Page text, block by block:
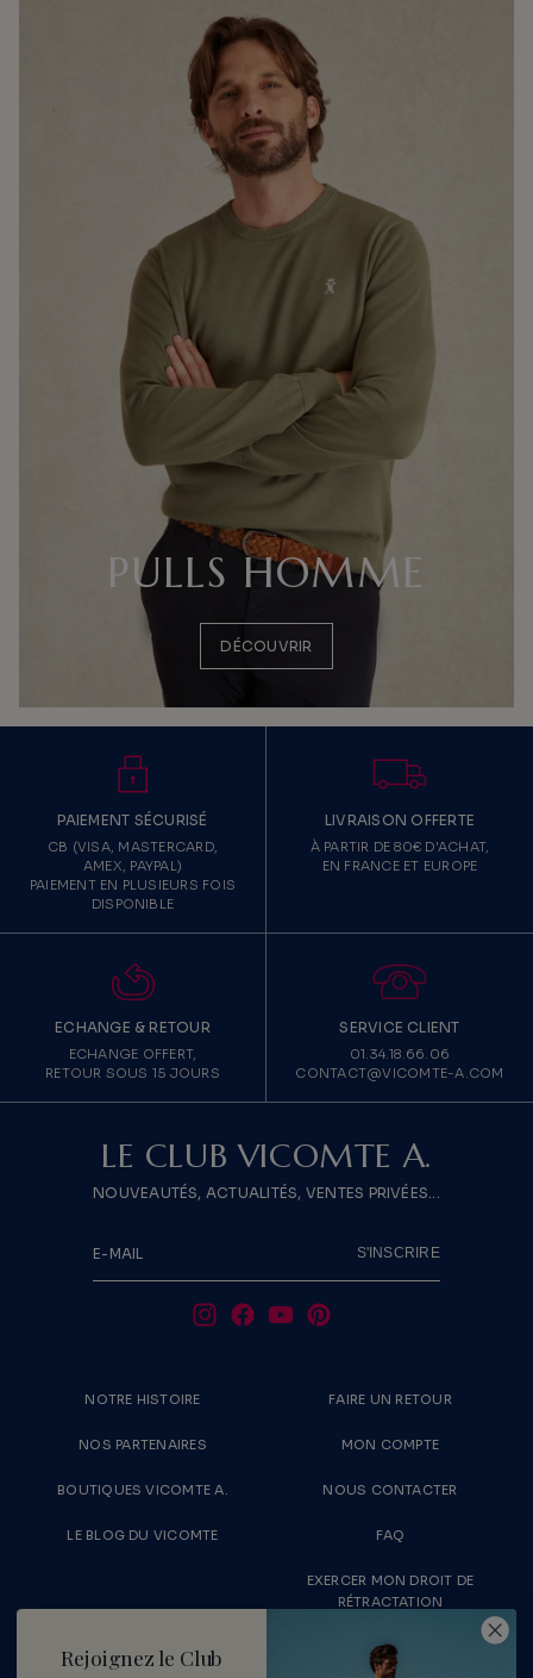
PULLS HOMME
DÉCOUVRIR
PAIEMENT SÉCURISÉ
CB (VISA, MASTERCARD,
AMEX, PAYPAL)
PAIEMENT EN PLUSIEURS FOIS
DISPONIBLE
LIVRAISON OFFERTE
À PARTIR DE 80€ D'ACHAT,
EN FRANCE ET EUROPE
ECHANGE & RETOUR
ECHANGE OFFERT,
RETOUR SOUS 15 JOURS
SERVICE CLIENT
01.34.18.66.06
CONTACT@VICOMTE-A.COM
LE CLUB VICOMTE A.
NOUVEAUTÉS, ACTUALITÉS, VENTES PRIVÉES...
E-MAIL S'INSCRIRE
NOTRE HISTOIRE
NOS PARTENAIRES
BOUTIQUES VICOMTE A.
LE BLOG DU VICOMTE
FAIRE UN RETOUR
MON COMPTE
NOUS CONTACTER
FAQ
EXERCER MON DROIT DE
RÉTRACTATION
LIVRAISONS & RETOURS RECRUTEMENT
Rejoignez le Club